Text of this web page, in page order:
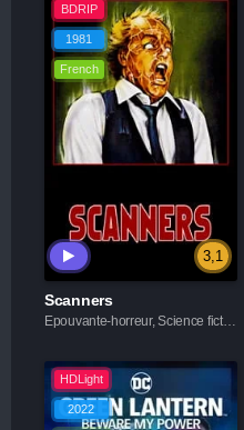
BDRIP
1981
French
3,1
Scanners
Epouvante-horreur, Science fiction
HDLight
2022